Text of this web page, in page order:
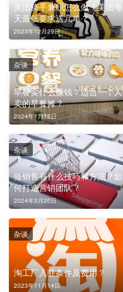
美团骑手兼职怎么做？美团每
天最低要求送几单？
2023年12月29日
早餐卖什么赚钱？适合一个人
卖的早餐摊？
2024年1月12日
杂谈
做销售有什么技巧和方法？如
何打造营销团队？
2024年3月20日
杂谈
淘工厂入驻条件及费用？
2023年11月14日
杂谈